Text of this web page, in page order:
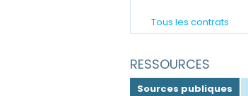
Tous les contrats
RESSOURCES
Sources publiques